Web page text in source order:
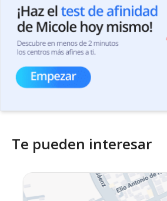
Te pueden interesar